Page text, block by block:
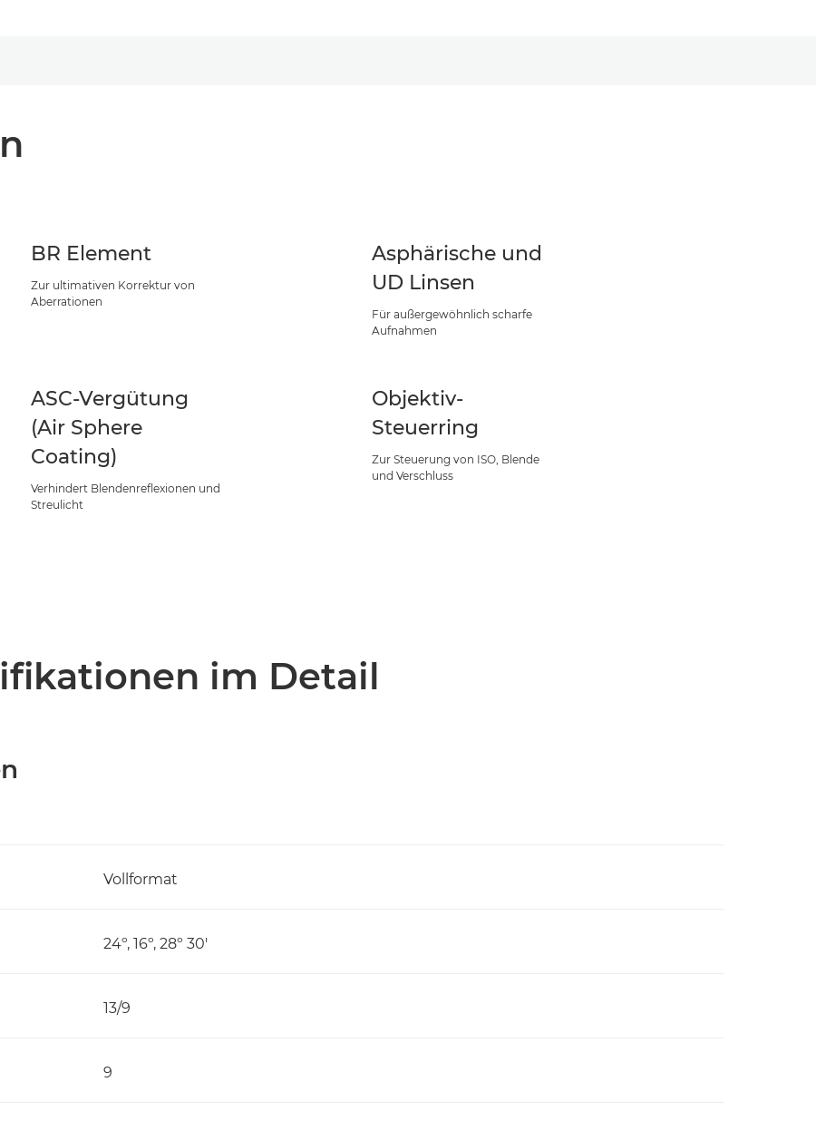
BR Element
Zur ultimativen Korrektur von
Aberrationen
Asphärische und
UD Linsen
Für außergewöhnlich scharfe
Aufnahmen
ASC-Vergütung
(Air Sphere
Coating)
Verhindert Blendenreflexionen und
Streulicht
Objektiv-
Steuerring
Zur Steuerung von ISO, Blende
und Verschluss
im Detail
Vollformat
24º, 16º, 28º 30'
13/9
9